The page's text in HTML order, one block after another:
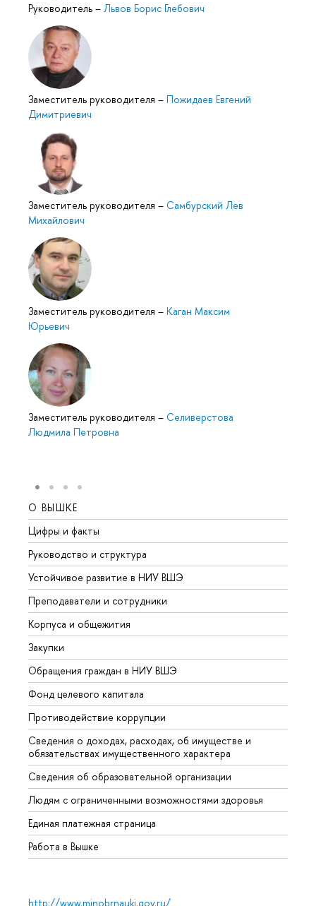
Руководитель – Львов Борис Глебович
Заместитель руководителя – Пожидаев Евгений
Димитриевич
Заместитель руководителя – Самбурский Лев
Михайлович
Заместитель руководителя – Каган Максим
Юрьевич
Заместитель руководителя – Селиверстова
Людмила Петровна
О ВЫШКЕ
Цифры и факты
Руководство и структура
Устойчивое развитие в НИУ ВШЭ
Преподаватели и сотрудники
Корпуса и общежития
Закупки
Обращения граждан в НИУ ВШЭ
Фонд целевого капитала
Противодействие коррупции
Сведения о доходах, расходах, об имуществе и
обязательствах имущественного характера
Сведения об образовательной организации
Людям с ограниченными возможностями здоровья
Единая платежная страница
Работа в Вышке
http://www.minobrnauki.gov.ru/